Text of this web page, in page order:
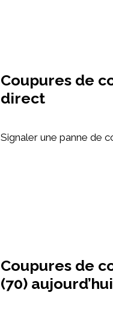
Coupures de
direct
Signaler une panne de
Coupures de
(70) aujourd’hui